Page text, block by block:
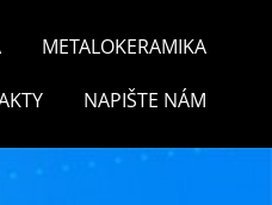
METALOKERAMIKA
NAPIŠTE NÁM